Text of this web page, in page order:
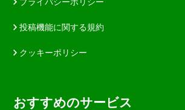
投稿機能に関する規約
クッキーポリシー
おすすめのサービス